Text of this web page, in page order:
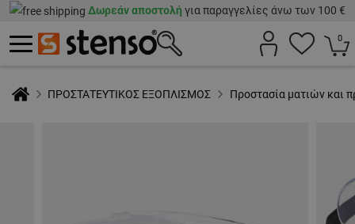
Δωρεάν αποστολή για παραγγελίες άνω των 100 €
0
ΠΡΟΣΤΑΤΕΥΤΙΚΟΣ ΕΞΟΠΛΙΣΜΟΣ Προστασία ματιών και